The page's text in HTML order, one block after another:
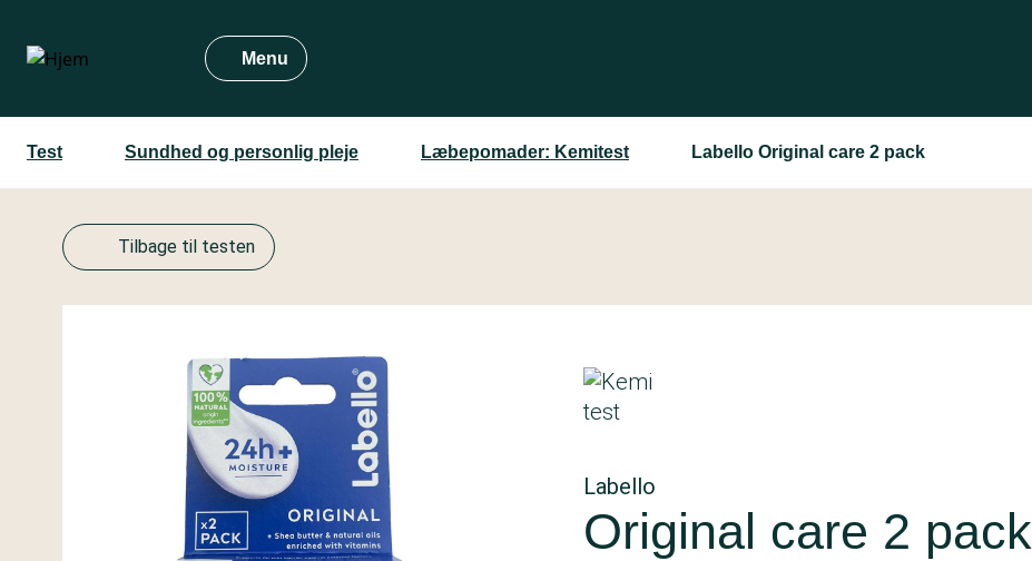
hovedindhold
Menu
Test Sundhed og personlig pleje Læbepomader: Kemitest Labello Original care 2 pack
Tilbage til testen
Labello
Original care 2 pack